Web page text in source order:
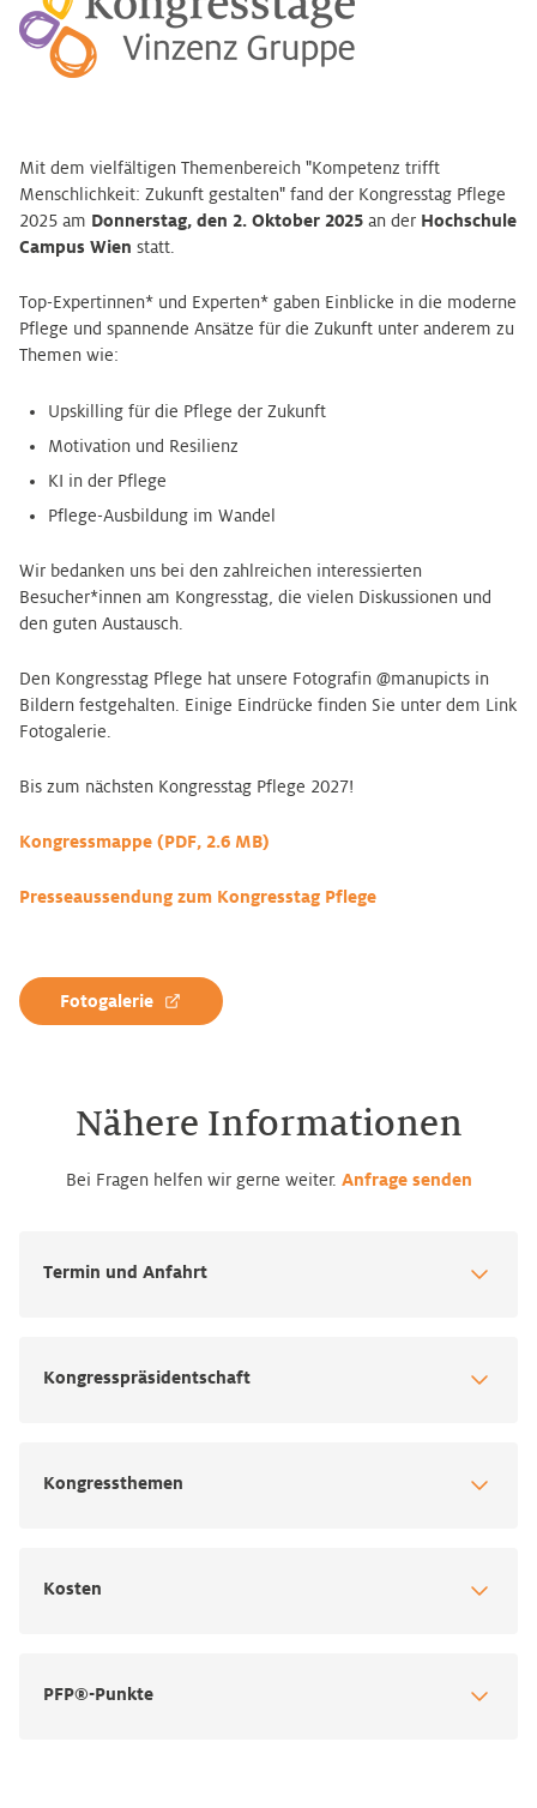
Mit dem vielfältigen Themenbereich "Kompetenz trifft
Menschlichkeit: Zukunft gestalten" fand der Kongresstag Pflege
2025 am Donnerstag, den 2. Oktober 2025 an der Hochschule
Campus Wien statt.
Top-Expertinnen* und Experten* gaben Einblicke in die moderne
Pflege und spannende Ansätze für die Zukunft unter anderem zu
Themen wie:
Upskilling für die Pflege der Zukunft
Motivation und Resilienz
KI in der Pflege
Pflege-Ausbildung im Wandel
Wir bedanken uns bei den zahlreichen interessierten
Besucher*innen am Kongresstag, die vielen Diskussionen und
den guten Austausch.
Den Kongresstag Pflege hat unsere Fotografin @manupicts in
Bildern festgehalten. Einige Eindrücke finden Sie unter dem Link
Fotogalerie.
Bis zum nächsten Kongresstag Pflege 2027!
Kongressmappe (PDF, 2.6 MB)
Presseaussendung zum Kongresstag Pflege
Fotogalerie
Nähere Informationen
Bei Fragen helfen wir gerne weiter. Anfrage senden
Termin und Anfahrt
Kongresspräsidentschaft
Kongressthemen
Kosten
PFP®-Punkte